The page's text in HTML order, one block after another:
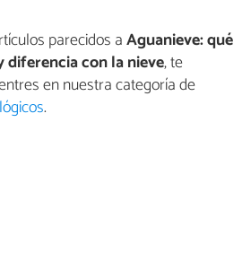
parecidos aAguanieve: qué
diferencia con la nieve, te
en nuestra categoría de
.